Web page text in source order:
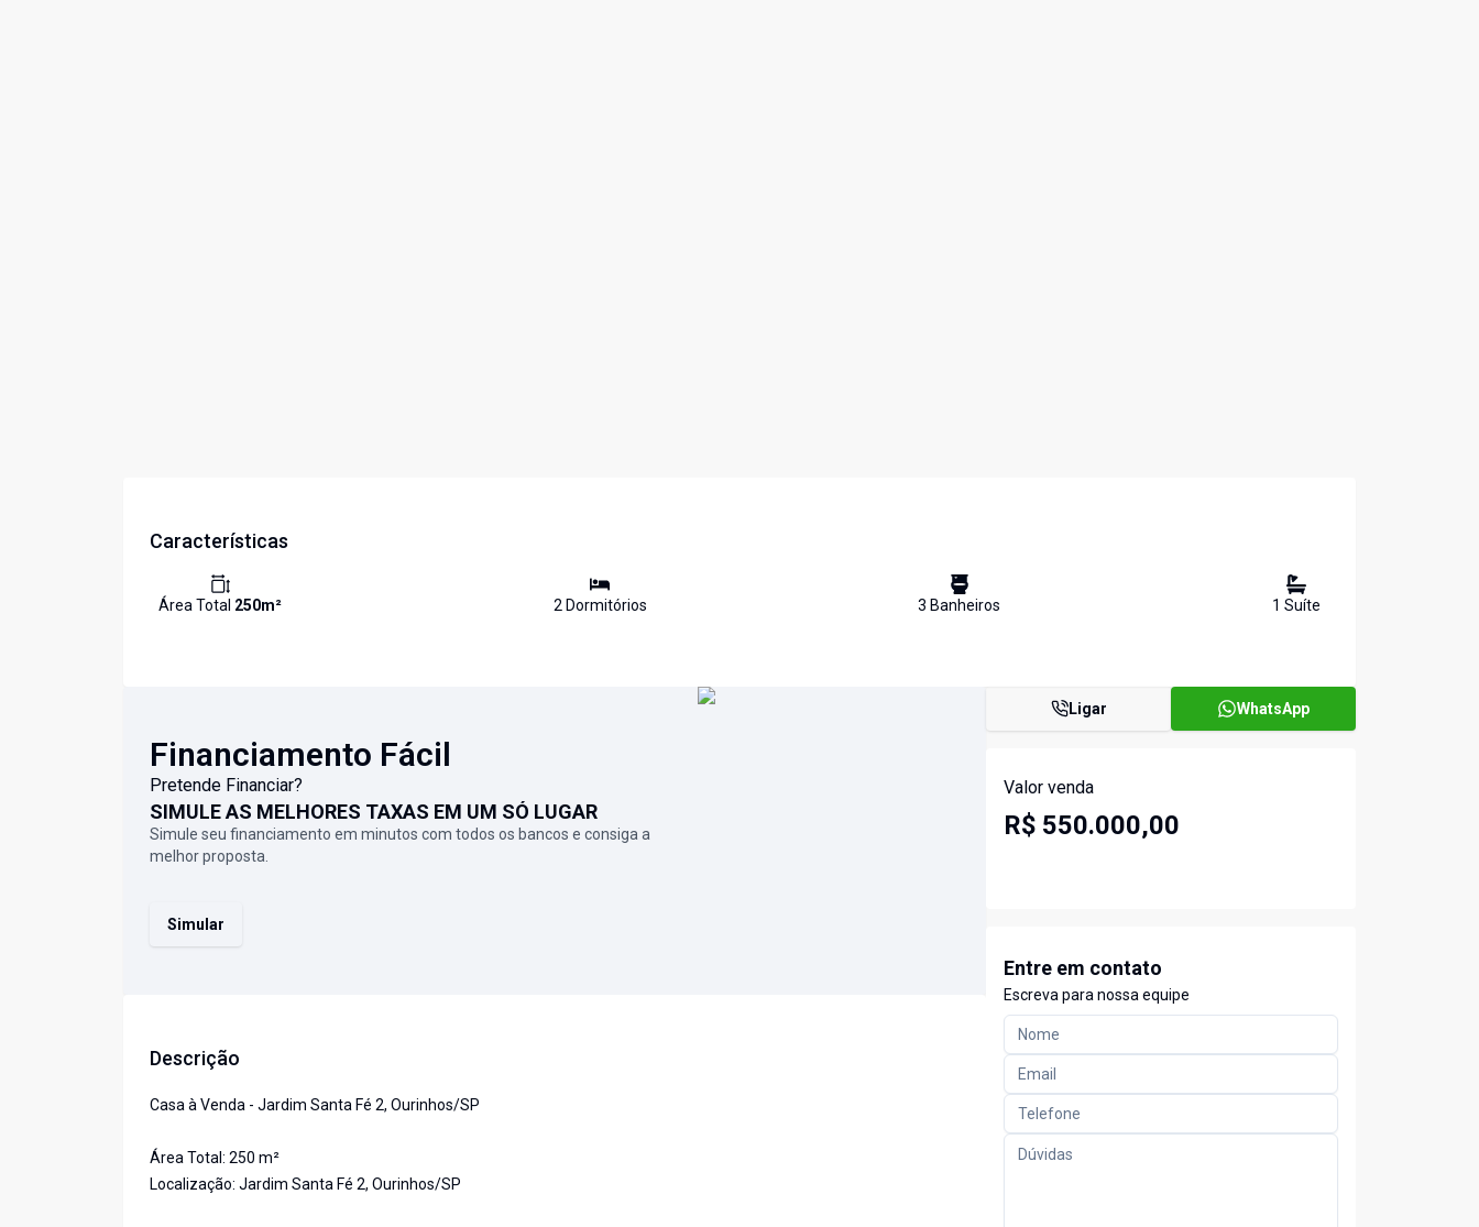
Características
Área Total 250m² 2Dormitórios 3 Banheiros 1 Suíte
Financiamento Fácil
Pretende Financiar?
SIMULE AS MELHORES TAXAS EM UM SÓ LUGAR
Simule seu financiamento em minutos com todos os bancos e consiga a
melhor proposta.
Simular
Descrição
Casa à Venda - Jardim Santa Fé 2, Ourinhos/SP
Área Total: 250 m²
Localização: Jardim Santa Fé 2, Ourinhos/SP
Ligar WhatsApp
Valor venda
R$ 550.000,00
Entre em contato
Escreva para nossa equipe